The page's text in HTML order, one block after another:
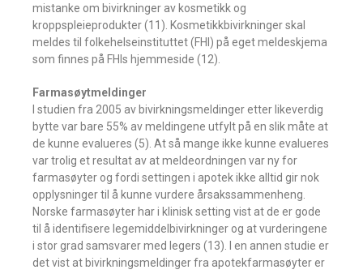
mistanke om bivirkninger av kosmetikk og
kroppspleieprodukter (11). Kosmetikkbivirkninger skal
meldes til folkehelseinstituttet (FHI) på eget meldeskjema
som finnes på FHIs hjemmeside (12).
Farmasøytmeldinger
I studien fra 2005 av bivirkningsmeldinger etter likeverdig
bytte var bare 55% av meldingene utfylt på en slik måte at
de kunne evalueres (5). At så mange ikke kunne evalueres
var trolig et resultat av at meldeordningen var ny for
farmasøyter og fordi settingen i apotek ikke alltid gir nok
opplysninger til å kunne vurdere årsakssammenheng.
Norske farmasøyter har i klinisk setting vist at de er gode
til å identifisere legemiddelbivirkninger og at vurderingene
i stor grad samsvarer med legers (13). I en annen studie er
det vist at bivirkningsmeldinger fra apotekfarmasøyter er